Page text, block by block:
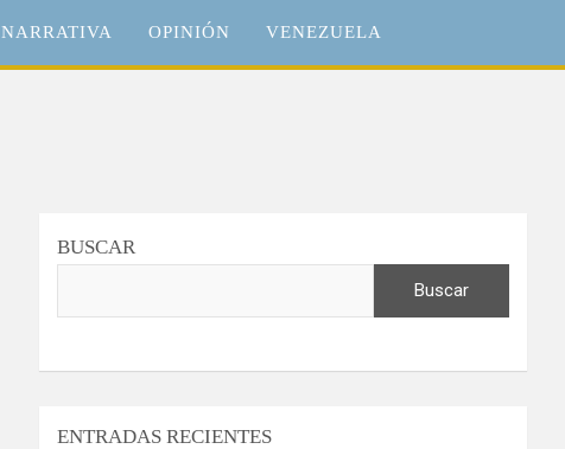
NARRATIVA OPINIÓN VENEZUELA
BUSCAR
Buscar
ENTRADAS RECIENTES